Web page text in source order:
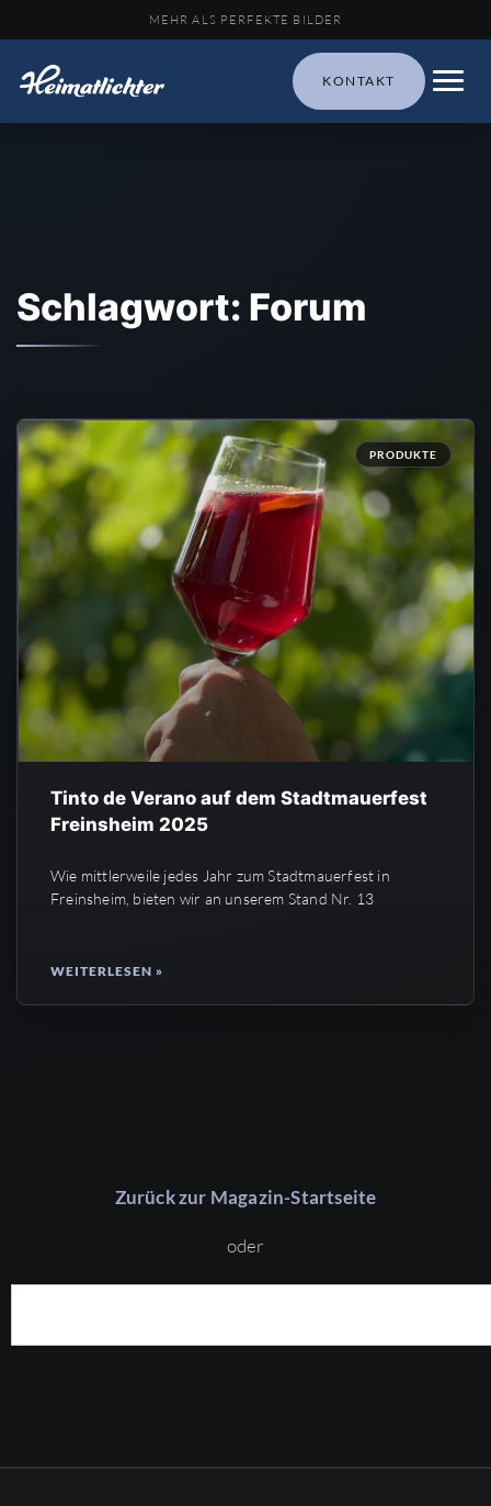
MEHR ALS PERFEKTE BILDER
KONTAKT
Schlagwort: Forum
PRODUKTE
Tinto de Verano auf dem Stadtmauerfest
Freinsheim 2025
Wie mittlerweile jedes Jahr zum Stadtmauerfest in
Freinsheim, bieten wir an unserem Stand Nr. 13
WEITERLESEN »
Zurück zur Magazin-Startseite
oder